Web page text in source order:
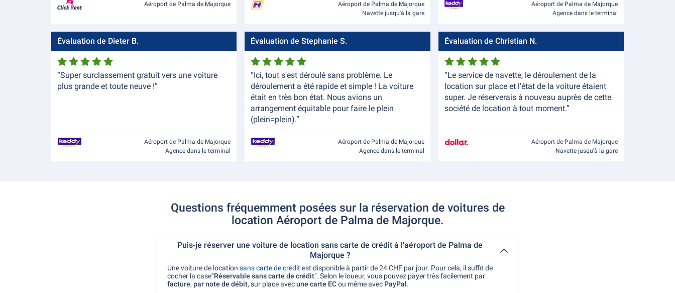
Aéroport de Palma de Majorque
Aéroport de Palma de Majorque
Navette jusqu'à la gare
Aéroport de Palma de Majorque
Agence dans le terminal
Évaluation de Dieter B.
“Super surclassement gratuit vers une voiture
plus grande et toute neuve !”
Aéroport de Palma de Majorque
Agence dans le terminal
Évaluation de Stephanie S.
“Ici, tout s'est déroulé sans problème. Le
déroulement a été rapide et simple ! La voiture
était en très bon état. Nous avions un
arrangement équitable pour faire le plein
(plein=plein).”
Aéroport de Palma de Majorque
Agence dans le terminal
Évaluation de Christian N.
“Le service de navette, le déroulement de la
location sur place et l'état de la voiture étaient
super. Je réserverais à nouveau auprès de cette
société de location à tout moment.”
Aéroport de Palma de Majorque
Navette jusqu'à la gare
Questions fréquemment posées sur la réservation de voitures de
location Aéroport de Palma de Majorque.
Puis-je réserver une voiture de location sans carte de crédit à l'aéroport de Palma de
Majorque ?
Une voiture de location sans carte de crédit est disponible à partir de 24 CHF par jour. Pour cela, il suffit de
cocher la case"Réservable sans carte de crédit". Selon le loueur, vous pouvez payer très facilement par
facture, par note de débit, sur place avecune carte ECou même avec PayPal.